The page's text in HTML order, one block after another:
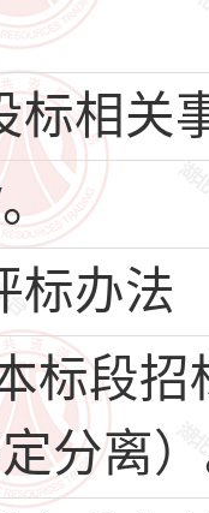
标相关
标办法
段招
分离）